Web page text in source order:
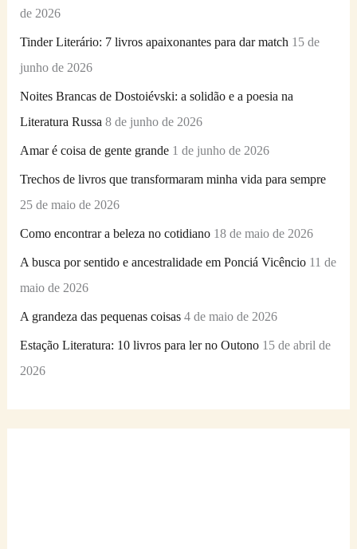
o
r
:
de 2026
Tinder Literário: 7 livros apaixonantes para dar match 15 de
junho de 2026
Noites Brancas de Dostoiévski: a solidão e a poesia na
Literatura Russa 8 de junho de 2026
Amar é coisa de gente grande 1 de junho de 2026
Trechos de livros que transformaram minha vida para sempre
25 de maio de 2026
Como encontrar a beleza no cotidiano 18 de maio de 2026
A busca por sentido e ancestralidade em Ponciá Vicêncio 11 de
maio de 2026
A grandeza das pequenas coisas 4 de maio de 2026
Estação Literatura: 10 livros para ler no Outono 15 de abril de
2026